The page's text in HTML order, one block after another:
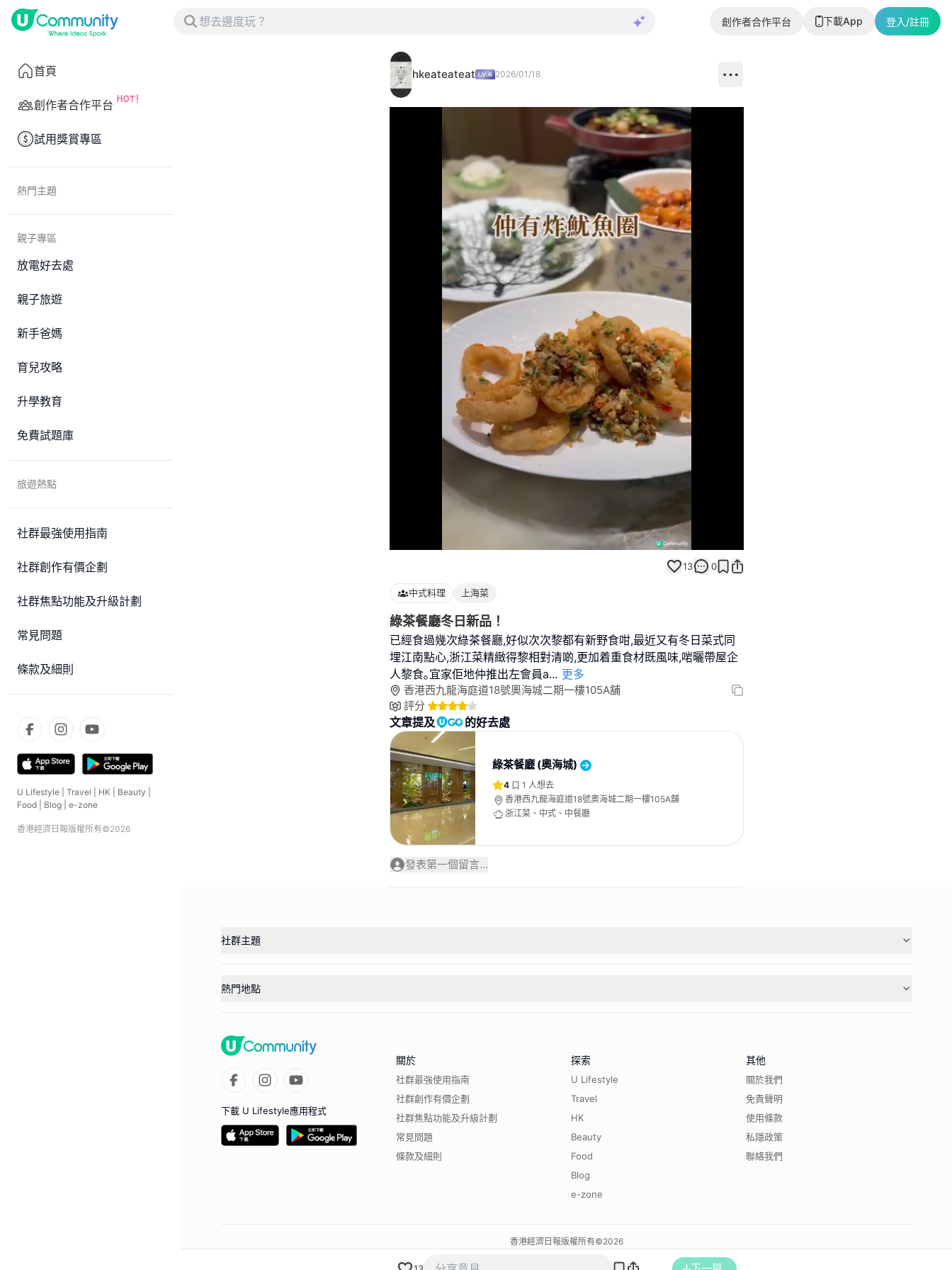
創作者合作平台 下載App 登入/註冊
首頁
創作者合作平台
試用獎賞專區
熱門主題
親子專區
放電好去處
親子旅遊
新手爸媽
育兒攻略
升學教育
免費試題庫
旅遊熱點
社群最強使用指南
社群創作有價企劃
社群焦點功能及升級計劃
常見問題
條款及細則
U Lifestyle Travel HK Beauty
Food
Blog e-zone
香港經濟日報版權所有©2026
hkeateateat 2026/01/18
100.00%
13 0
中式料理 上海菜
綠茶餐廳冬日新品！
已經食過幾次綠茶餐廳,好似次次黎都有新野食咁,最近又有冬日菜式同
埋江南點心,浙江菜精緻得黎相對清啲,更加着重食材既風味,啱曬帶屋企
人黎食｡宜家佢地仲推出左會員a... 更多
香港西九龍海庭道18號奧海城二期一樓105A舖
評分
文章提及 的好去處
綠茶餐廳 (奧海城)
4 1 人想去
香港西九龍海庭道18號奧海城二期一樓105A舖
浙江菜、中式、中餐廳
發表第一個留言...
社群主題
熱門地點
下載 U Lifestyle應用程式
關於
社群最強使用指南
社群創作有價企劃
社群焦點功能及升級計劃
常見問題
條款及細則
探索
U Lifestyle
Travel
HK
Beauty
Food
Blog
e-zone
其他
關於我們
免責聲明
使用條款
私隱政策
聯絡我們
香港經濟日報版權所有©2026